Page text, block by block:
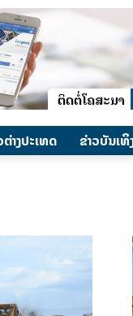
ຕ່າງປະເທດ ຂ່າວບັນເທິ